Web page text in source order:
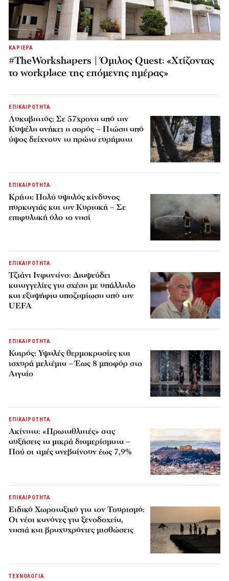
ΚΑΡΙΕΡΑ
#TheWorkshapers | Όμιλος Quest: «Χτίζοντας
το workplace της επόμενης ημέρας»
ΕΠΙΚΑΙΡΟΤΗΤΑ
Λυκαβηττός: Σε 57χρονη από την
Κυψέλη ανήκει η σορός – Πτώση από
ύψος δείχνουν τα πρώτα ευρήματα
ΕΠΙΚΑΙΡΟΤΗΤΑ
Κρήτη: Πολύ υψηλός κίνδυνος
πυρκαγιάς και την Κυριακή – Σε
επιφυλακή όλο το νησί
ΕΠΙΚΑΙΡΟΤΗΤΑ
Τζιάνι Ινφαντίνο: Διαψεύδει
καταγγελίες για σχέση με υπάλληλο
και εξαψήφια αποζημίωση από την
UEFA
ΕΠΙΚΑΙΡΟΤΗΤΑ
Καιρός: Υψηλές θερμοκρασίες και
ισχυρά μελτέμια – Έως 8 μποφόρ στο
Αιγαίο
ΕΠΙΚΑΙΡΟΤΗΤΑ
Ακίνητα: «Πρωταθλητές» στις
αυξήσεις τα μικρά διαμερίσματα –
Πού οι τιμές ανεβαίνουν έως 7,9%
ΕΠΙΚΑΙΡΟΤΗΤΑ
Ειδικό Χωροταξικό για τον Τουρισμό:
Οι νέοι κανόνες για ξενοδοχεία,
νησιά και βραχυχρόνιες μισθώσεις
ΤΕΧΝΟΛΟΓΙΑ